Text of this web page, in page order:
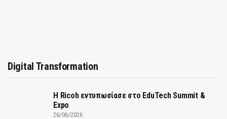
Digital Transformation
Η Ricoh εντυπωσίασε στο EduTech Summit &
Expo
26/06/2026